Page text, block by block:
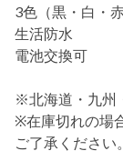
3色（黒・白・赤
生活防水
電池交換可
※北海道・九州
※在庫切れの場
ご了承ください。